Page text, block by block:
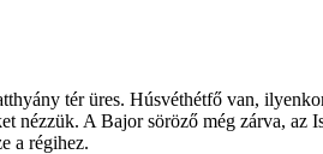
tér üres. Húsvéthétfő van,
nézzük. A Bajor söröző még zárva, az
a régihez.